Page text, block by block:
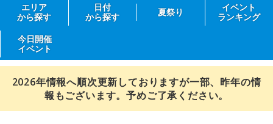
エリア
から探す
日付
から探す
夏祭り
イベント
ランキング
今日開催
イベント
2026年情報へ順次更新しておりますが一部、昨年の情
報もございます。予めご了承ください。